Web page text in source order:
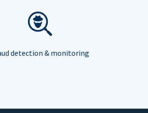
detection & monitoring